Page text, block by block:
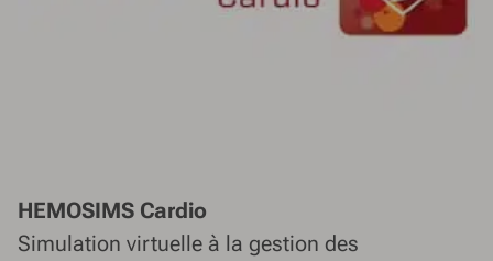
HEMOSIMS Cardio
Simulation virtuelle à la gestion des